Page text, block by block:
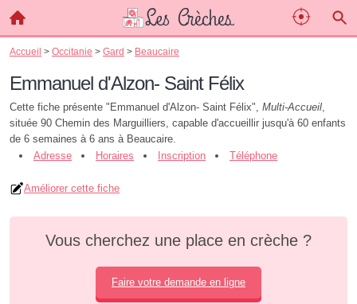
Accueil > Occitanie > Gard > Beaucaire
Emmanuel d'Alzon- Saint Félix
Cette fiche présente "Emmanuel d'Alzon- Saint Félix", Multi-Accueil,
située 90 Chemin des Marguilliers, capable d'accueillir jusqu'à 60 enfants
de 6 semaines à 6 ans à Beaucaire.
Adresse
Horaires Inscription Téléphone
Améliorer cette fiche
Vous cherchez une place en crèche ?
Faire votre demande en ligne